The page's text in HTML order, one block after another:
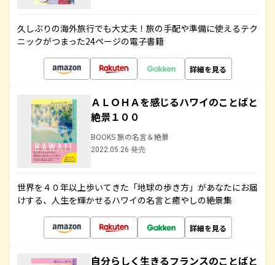
久しぶりの海外旅行でも大丈夫！旅の手配や準備に使えるテク
ニックがつまった24ページの電子書籍
詳細を見る
ＡＬＯＨＡを感じるハワイのことばと
絶景１００
BOOKS 旅の名言＆絶景
2022.05.26 発売
世界を４０年以上歩いてきた「地球の歩き方」があなたにお届
けする、人生を輝かせるハワイの名言と癒やしの絶景集
詳細を見る
自分らしく生きるフランスのことばと